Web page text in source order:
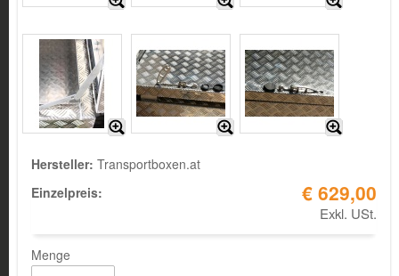
Hersteller: Transportboxen.at
Einzelpreis:
€ 629,00
Exkl. USt.
Menge